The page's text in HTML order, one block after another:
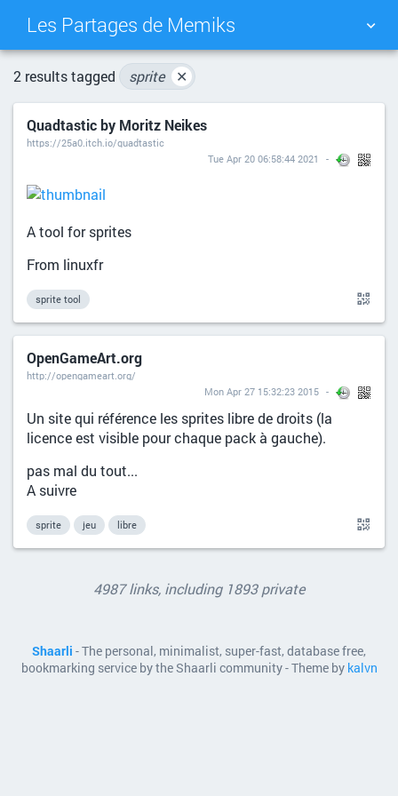
Les Partages de Memiks
TAG CLOUD
DAILY
2 results tagged sprite ✕
Quadtastic by Moritz Neikes
https://25a0.itch.io/quadtastic
Tue Apr 20 06:58:44 2021
A tool for sprites
From linuxfr
sprite tool
OpenGameArt.org
http://opengameart.org/
Mon Apr 27 15:32:23 2015
Un site qui référence les sprites libre de droits (la
licence est visible pour chaque pack à gauche).
pas mal du tout...
A suivre
sprite jeu libre
4987 links, including 1893 private
Shaarli - The personal, minimalist, super-fast, database free,
bookmarking service by the Shaarli community - Theme by kalvn